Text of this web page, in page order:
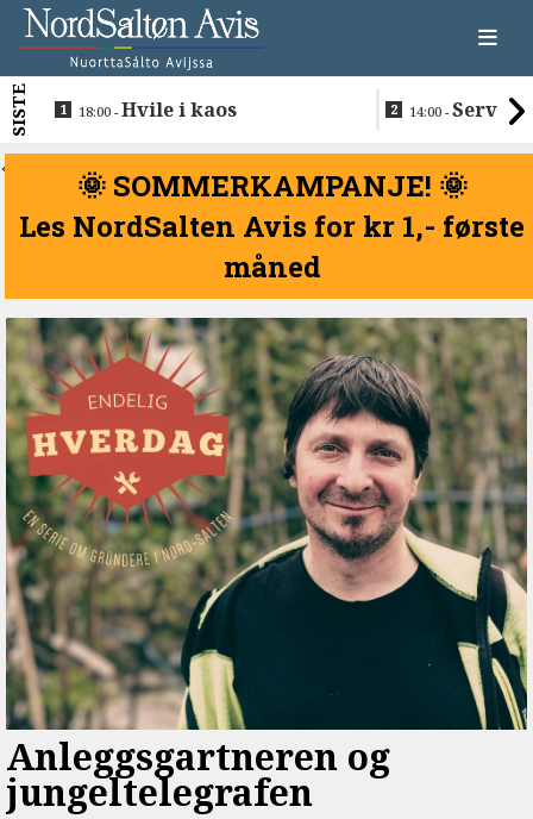
SISTE 18:00 -Hvile i kaos 14:00 -
beboerne
<
🌞 SOMMERKAMPANJE! 🌞
Les NordSalten Avis for kr 1,- første
måned
Anleggsgartneren og
jungeltelegrafen